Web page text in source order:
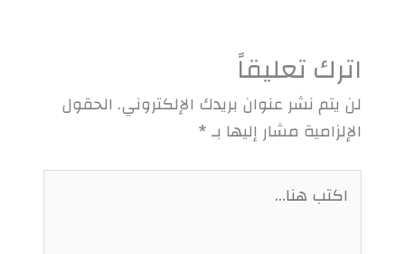
اترك تعليقاً
لن يتم نشر عنوان بريدك الإلكتروني. الحقول
الإلزامية مشار إليها بـ*
اكتب
هنا...